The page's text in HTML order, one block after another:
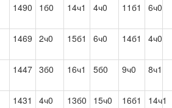
1490 1б0 14ч1 4ч0 11б1 6ч0
1469 2ч0 15б1 6ч0 14б1 4ч0
1447 3б0 16ч1 5б0 9ч0 8ч1
1431 4ч0 13б0 15ч0 16б1 14ч1